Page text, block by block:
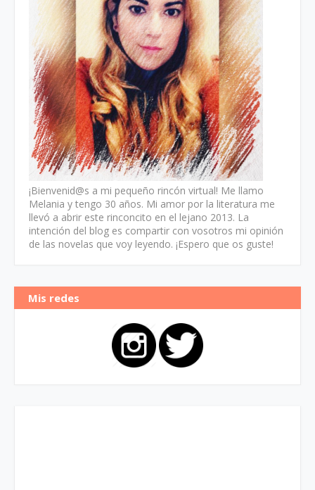
¡Bienvenid@s a mi pequeño rincón virtual! Me llamo
Melania y tengo 30 años. Mi amor por la literatura me
llevó a abrir este rinconcito en el lejano 2013. La
intención del blog es compartir con vosotros mi opinión
de las novelas que voy leyendo. ¡Espero que os guste!
Mis redes